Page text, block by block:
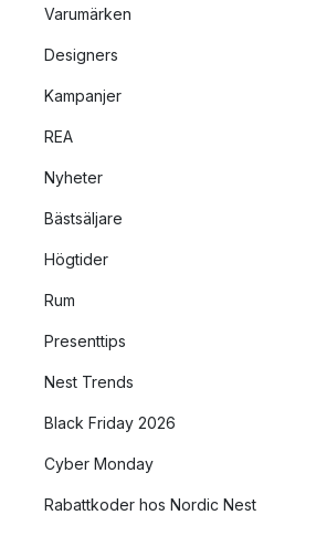
Varumärken
Designers
Kampanjer
REA
Nyheter
Bästsäljare
Högtider
Rum
Presenttips
Nest Trends
Black Friday 2026
Cyber Monday
Rabattkoder hos Nordic Nest